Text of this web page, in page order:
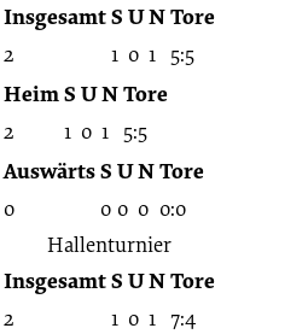
InsgesamtS UNTore
2 1 0 1 5:5
HeimS UNTore
2 1 0 1 5:5
AuswärtsS UNTore
0 0 0 0 0:0
Hallenturnier
InsgesamtS UNTore
2 1 0 1 7:4